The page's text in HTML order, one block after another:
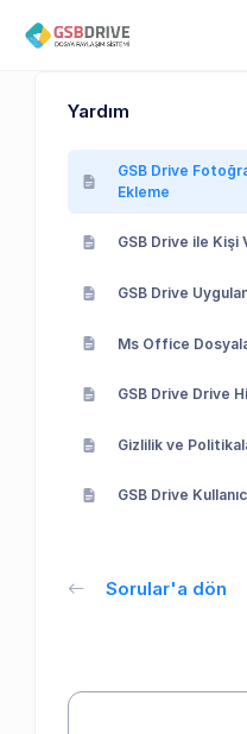
Yardım
GSB Drive
Ekleme
GSB Drive ile
GSB Drive
Ms Office
GSB Drive Drive
Gizlilik ve
GSB Drive
Sorular'a dön